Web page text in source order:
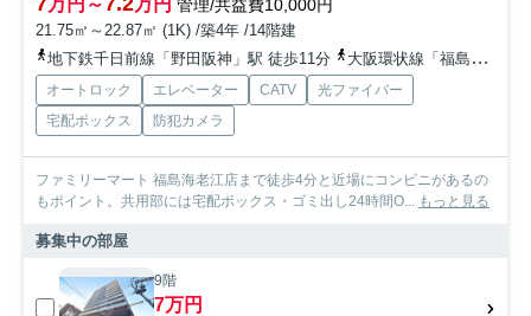
管理/共益費10,000円
21.75㎡～22.87㎡ (1K) /築4年 /14階建
地下鉄千日前線「野田阪神」駅 徒歩11分
大阪環状線「福島」駅 徒歩12分
オートロック エレベーター CATV
光ファイバー
宅配ボックス
防犯カメラ
ファミリーマート 福島海老江店まで徒歩4分と近場にコンビニがあるの
もポイント。共用部には宅配ボックス・ゴミ出し24時間O...
もっと見る
募集中の部屋
9階
7万円